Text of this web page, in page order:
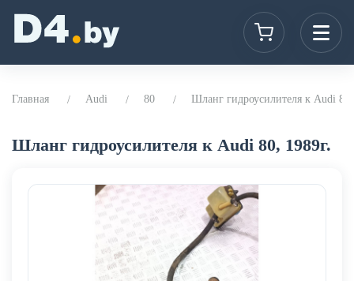
Главная Audi 80 Шланг гидроусилителя к Audi 80,
Шланг гидроусилителя к Audi 80, 1989г.